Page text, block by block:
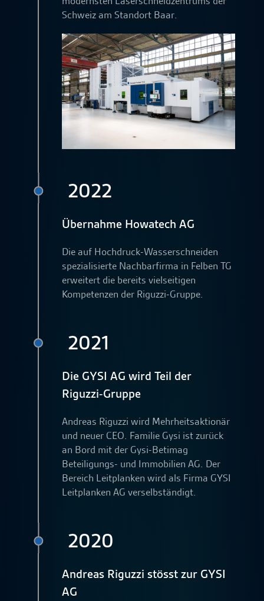
Schweiz am Standort Baar.
2022
Übernahme Howatech AG
Die auf Hochdruck-Wasserschneiden
spezialisierte Nachbarfirma in Felben TG
erweitert die bereits vielseitigen
Kompetenzen der Riguzzi-Gruppe.
2021
Die GYSI AG wird Teil der
Riguzzi-Gruppe
Andreas Riguzzi wird Mehrheits­aktionär
und neuer CEO. Familie Gysi ist zurück
an Bord mit der Gysi-Betimag
Beteiligungs- und Immobilien AG. Der
Bereich Leitplanken wird als Firma GYSI
Leitplanken AG verselbständigt.
2020
Andreas Riguzzi stösst zur GYSI
AG